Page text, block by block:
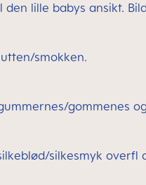
lille babys ansikt.
smokken.
gommenes
silkesmyk